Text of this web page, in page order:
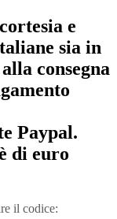
e
sia in
consegna
Paypal.
di euro
il codice: